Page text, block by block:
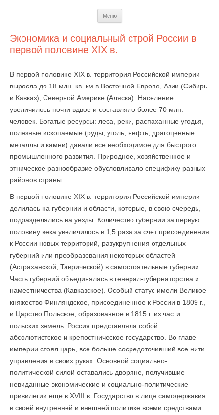
Меню
Экономика и социальный строй России в
первой половине XIX в.
В первой половине XIX в. территория Российской империи
выросла до 18 млн. кв. км в Восточной Европе, Азии (Сибирь
и Кавказ), Северной Америке (Аляска). Население
увеличилось почти вдвое и составляло более 70 млн.
человек. Богатые ресурсы: леса, реки, распаханные угодья,
полезные ископаемые (руды, уголь, нефть, драгоценные
металлы и камни) давали все необходимое для быстрого
промышленного развития. Природное, хозяйственное и
этническое разнообразие обусловливало специфику разных
районов страны.
В первой половине XIX в. территория Российской империи
делилась на губернии и области, которые, в свою очередь,
подразделялись на уезды. Количество губерний за первую
половину века увеличилось в 1,5 раза за счет присоединения
к России новых территорий, разукрупнения отдельных
губерний или преобразования некоторых областей
(Астраханской, Таврической) в самостоятельные губернии.
Часть губерний объединялась в генерал-губернаторства и
наместничества (Кавказское). Особый статус имели Великое
княжество Финляндское, присоединенное к России в 1809 г.,
и Царство Польское, образованное в 1815 г. из части
польских земель. Россия представляла собой
абсолютистское и крепостническое государство. Во главе
империи стоял царь, все больше сосредоточивший все нити
управления в своих руках. Основной социально-
политической силой оставались дворяне, получившие
невиданные экономические и социально-политические
привилегии еще в XVIII в. Государство в лице самодержавия
в своей внутренней и внешней политике всеми средствами